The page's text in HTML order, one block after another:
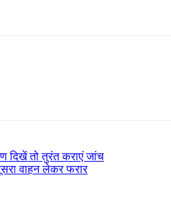
दिखें तो तुरंत कराएं जांच
वाहन लेकर फरार